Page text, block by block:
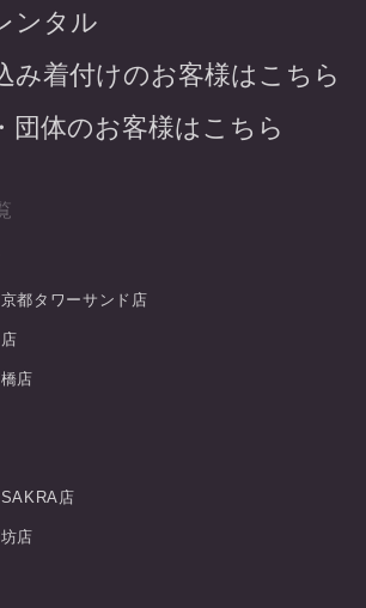
ンタル
み着付けのお客様はこちら
団体のお客様はこちら
都タワーサンド店
店
店
店